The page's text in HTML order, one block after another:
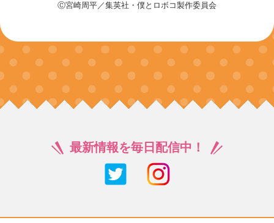
Ⓒ宮崎周平／集英社・僕とロボコ製作委員会
最新情報を毎日配信中！